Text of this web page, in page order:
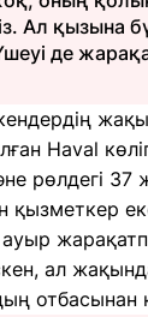
Ал қызына
де
Haval
рөлдегі 37
қызметкер
ал
отбасынан